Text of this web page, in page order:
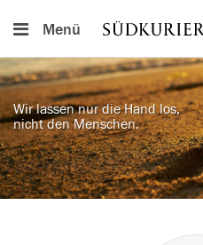
Menü
Wir lassen nur die Hand los,
nicht den Menschen.